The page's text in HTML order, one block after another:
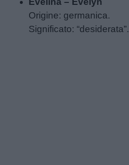
Chi
siamo
Origine: germanica.
Significato: “desiderata”.